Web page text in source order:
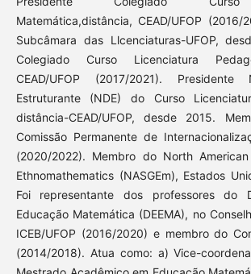
Matemática,distância, CEAD/UFOP (2016/
Subcâmara das Llcenciaturas-UFOP,
Colegiado Curso Licenciatura
CEAD/UFOP (2017/2021). Presidente
Estruturante (NDE) do Curso
distância-CEAD/UFOP, desde 2015.
Comissão Permanente de
(2020/2022). Membro do North
Ethnomathematics (NASGEm), Estados
Foi representante dos professores do
Educação Matemática (DEEMA), no
ICEB/UFOP (2016/2020) e membro do
(2014/2018). Atua como: a) Vice-